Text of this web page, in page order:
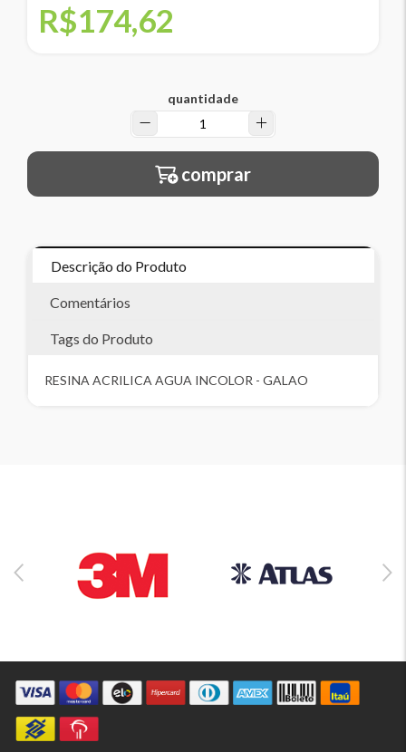
R$174,62
quantidade
comprar
Descrição do Produto
Comentários
Tags do Produto
RESINA ACRILICA AGUA INCOLOR - GALAO